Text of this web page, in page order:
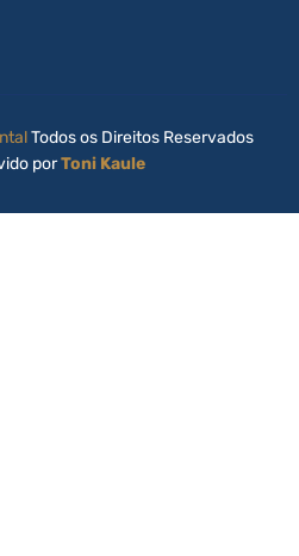
Todos os Direitos Reservados
porToni Kaule